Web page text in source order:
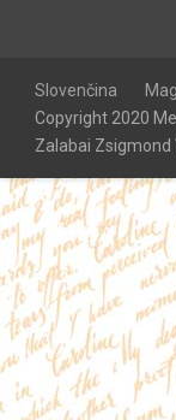
Slovenčina
Copyright 2020
Zalabai Zsigmond